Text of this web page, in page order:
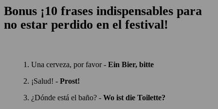
Bonus ¡10 frases indispensables para
no estar perdido en el festival!
Una cerveza, por favor - Ein Bier, bitte
¡Salud! - Prost!
¿Dónde está el baño? - Wo ist die Toilette?